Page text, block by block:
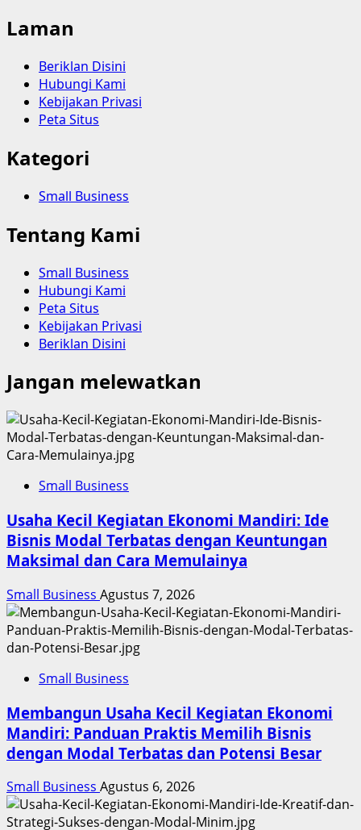
Laman
Beriklan Disini
Hubungi Kami
Kebijakan Privasi
Peta Situs
Kategori
Small Business
Tentang Kami
Small Business
Hubungi Kami
Peta Situs
Kebijakan Privasi
Beriklan Disini
Jangan melewatkan
Small Business
Usaha Kecil Kegiatan Ekonomi Mandiri: Ide
Bisnis Modal Terbatas dengan Keuntungan
Maksimal dan Cara Memulainya
Small Business Agustus 7, 2026
Small Business
Membangun Usaha Kecil Kegiatan Ekonomi
Mandiri: Panduan Praktis Memilih Bisnis
dengan Modal Terbatas dan Potensi Besar
Small Business Agustus 6, 2026